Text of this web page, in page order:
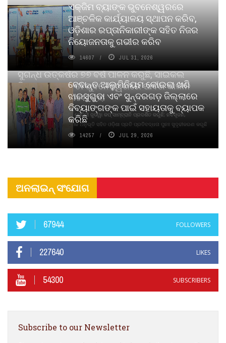
ସୁଗନ୍ଧ ଉତ୍କର୍ଷର ୭୭ ବର୍ଷ ପାଳନ କରୁଛି, ସାଇକଲ
ପିୟୋର୍‌ ଅଗରବତୀ ଭୁବନେଶ୍ୱରରେ ପାର୍ବଣ କାଳୀନ
ନବସୃଜନ ଉନ୍ମୋଚନ କଲା
ବାଉଁଶ ବିହୀନ କଠିନ ଧୂପ ଏବଂ ମେଦିନୀ ଜୁଡୱା କପ୍‌ ସାମ୍ବ୍ରାନି ପ୍ରଦର୍ଶିତ କରୁଛି; ନବସୃଜନ,
ଦୀର୍ଘସ୍ଥାୟିତା ଏବଂ ଆଧ୍ୟାତ୍ମିକ ଅନୁଭୂତି ସହିତ ଓଡ଼ିଶା ପ୍ରତି ପ୍ରତିବଦ୍ଧତା ପୁନଃ ସୁଦୃଢୀକରଣ କରୁଛି
ଏକ୍ଜିମ ବ୍ୟାଙ୍କ ଭୁବନେଶ୍ୱରରେ
ଆଞ୍ଚଳିକ କାର୍ଯ୍ୟାଳୟ ସ୍ଥାପନ କରିବ,
ଓଡ଼ିଶାର ରପ୍ତାନିକାରୀଙ୍କ ସହିତ ନିଜର
ନିୟୋଜନତାକୁ ଗଭୀର କରିବ
14607 JUL 31, 2026
ବେଦାନ୍ତ ଆଲୁମିନିୟମ କୋଇଲା ଖଣି
ଝାରସୁଗୁଡା ଏବଂ ସୁନ୍ଦରଗଡ଼ ଜିଲ୍ଲାରେ
ଦିବ୍ୟାଙ୍ଗଙ୍କ ପାଇଁ ସହାୟତାକୁ ବ୍ୟାପକ
କରିଛି
14257 JUL 29, 2026
ଅନଲାଇନ୍ ସଂଯୋଗ
67944 FOLLOWERS
227640 LIKES
54300 SUBSCRIBERS
Subscribe to our Newsletter